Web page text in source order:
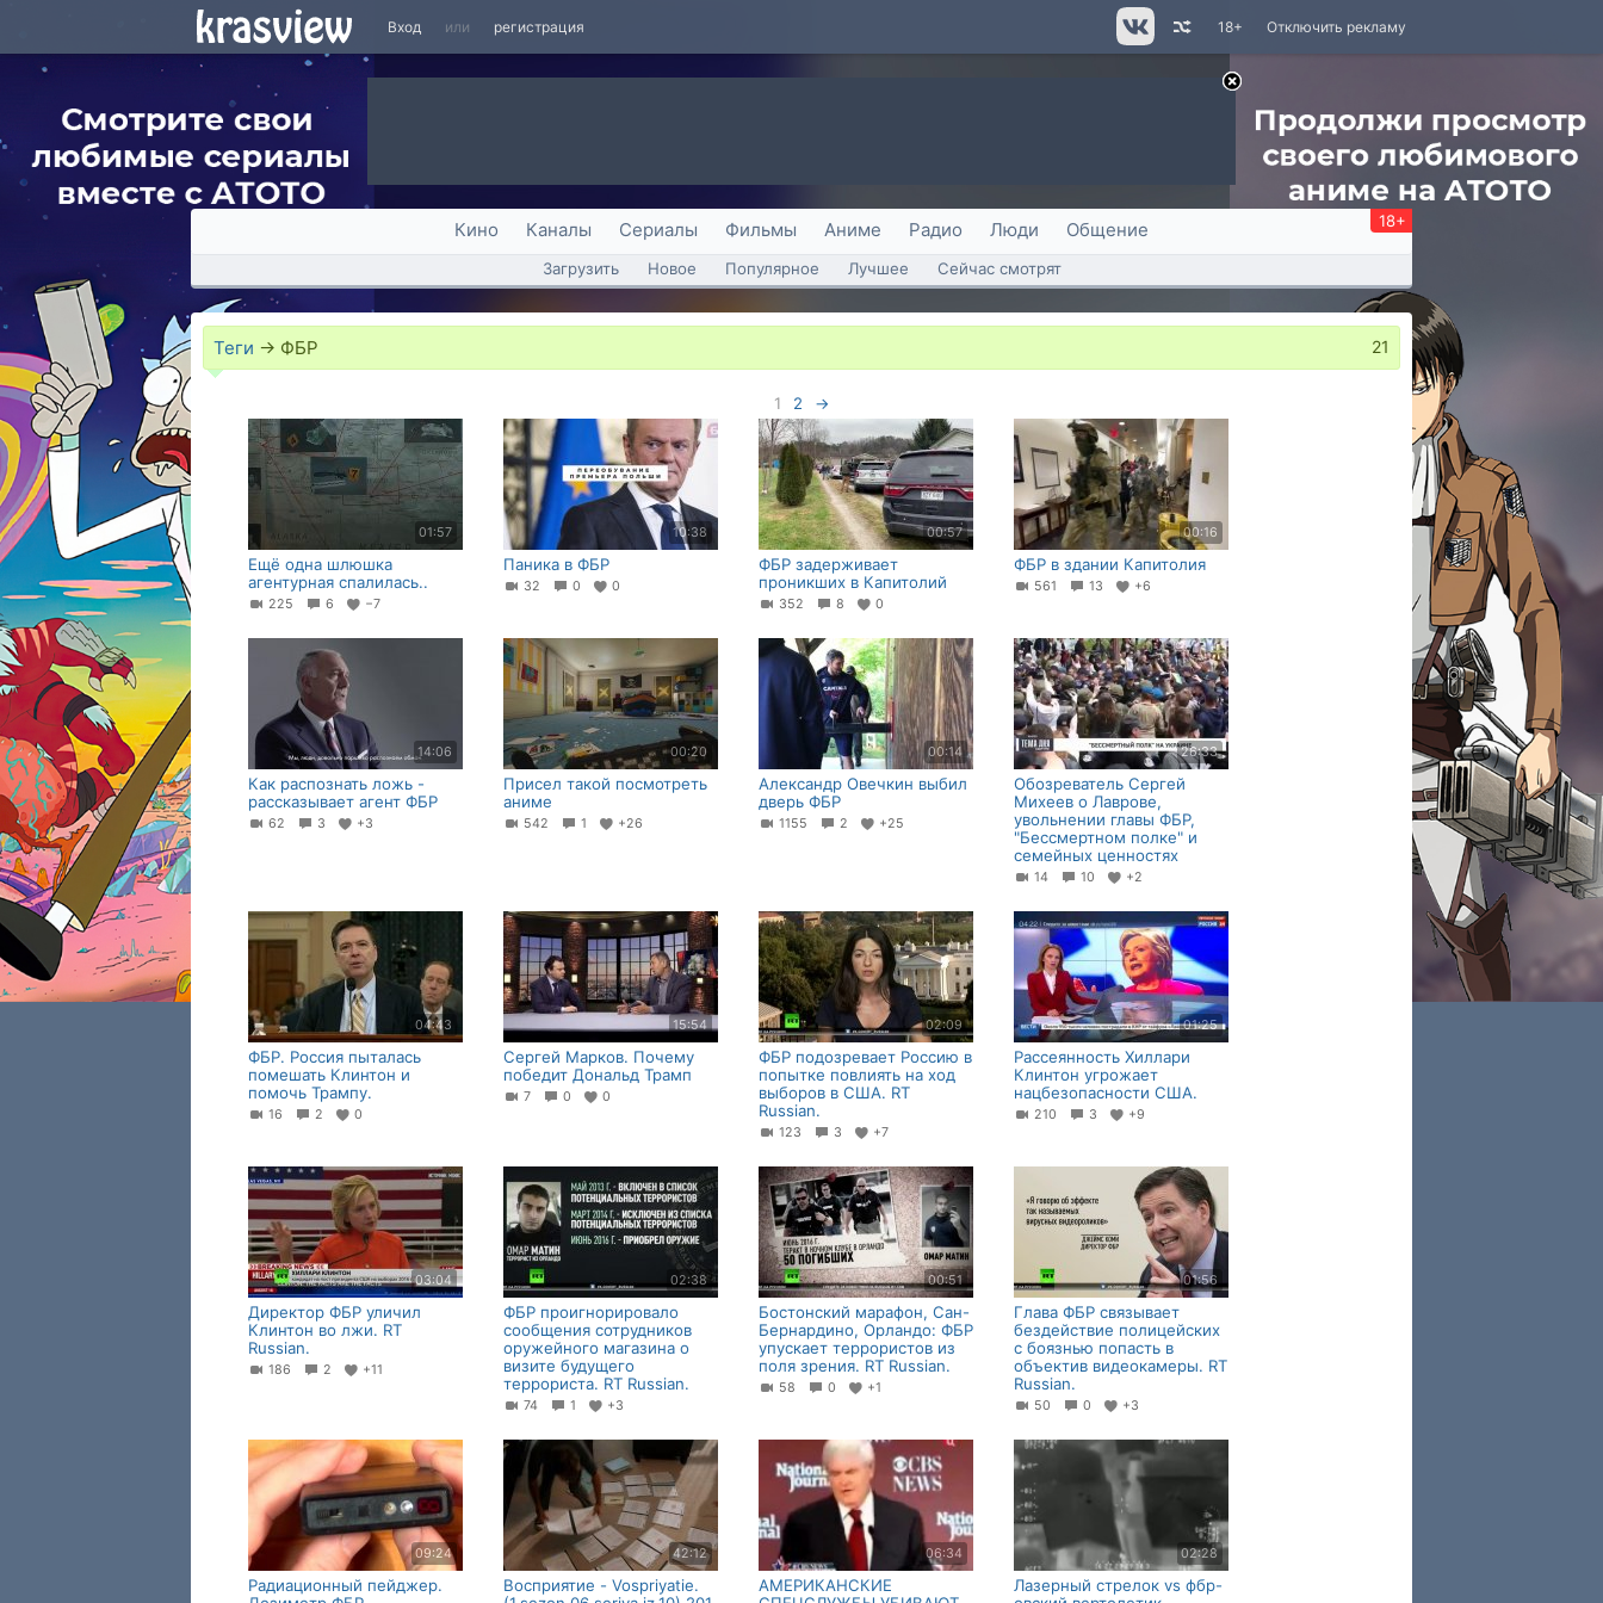
Вход или регистрация Отключить рекламу
18+
Кино Каналы Сериалы Фильмы Аниме Радио Люди Общение 18+
Загрузить Новое Популярное Лучшее Сейчас смотрят
Теги → ФБР 21
1 2 →
01:57
Ещё одна шлюшка
агентурная спалилась..
225 6 −7
10:38
Паника в ФБР
32 0 0
00:57
ФБР задерживает
проникших в Капитолий
352 8 0
00:16
ФБР в здании Капитолия
561 13 +6
14:06
Как распознать ложь -
рассказывает агент ФБР
62 3 +3
00:20
Присел такой посмотреть
аниме
542 1 +26
00:14
Александр Овечкин выбил
дверь ФБР
1155 2 +25
26:33
Обозреватель Сергей
Михеев о Лаврове,
увольнении главы ФБР,
"Бессмертном полке" и
семейных ценностях
14 10 +2
04:43
ФБР. Россия пыталась
помешать Клинтон и
помочь Трампу.
16 2 0
15:54
Сергей Марков. Почему
победит Дональд Трамп
7 0 0
02:09
ФБР подозревает Россию в
попытке повлиять на ход
выборов в США. RT
Russian.
123 3 +7
01:25
Рассеянность Хиллари
Клинтон угрожает
нацбезопасности США.
210 3 +9
03:04
Директор ФБР уличил
Клинтон во лжи. RT
Russian.
186 2 +11
02:38
ФБР проигнорировало
сообщения сотрудников
оружейного магазина о
визите будущего
террориста. RT Russian.
74 1 +3
00:51
Бостонский марафон, Сан-
Бернардино, Орландо: ФБР
упускает террористов из
поля зрения. RT Russian.
58 0 +1
01:56
Глава ФБР связывает
бездействие полицейских
с боязнью попасть в
объектив видеокамеры. RT
Russian.
50 0 +3
09:24
Радиационный пейджер.
42:12
Восприятие - Vospriyatie.
06:34
АМЕРИКАНСКИЕ
02:28
Лазерный стрелок vs фбр-